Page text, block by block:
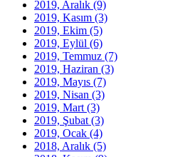
2019, Aralık (9)
2019, Kasım (3)
2019, Ekim (5)
2019, Eylül (6)
2019, Temmuz (7)
2019, Haziran (3)
2019, Mayıs (7)
2019, Nisan (3)
2019, Mart (3)
2019, Şubat (3)
2019, Ocak (4)
2018, Aralık (5)